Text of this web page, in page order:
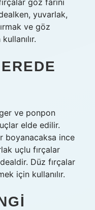
göz farını
yuvarlak,
ve göz
ve ponpon
elde edilir.
boyanacaksa ince
uçlu fırçalar
Düz fırçalar
için kullanılır.